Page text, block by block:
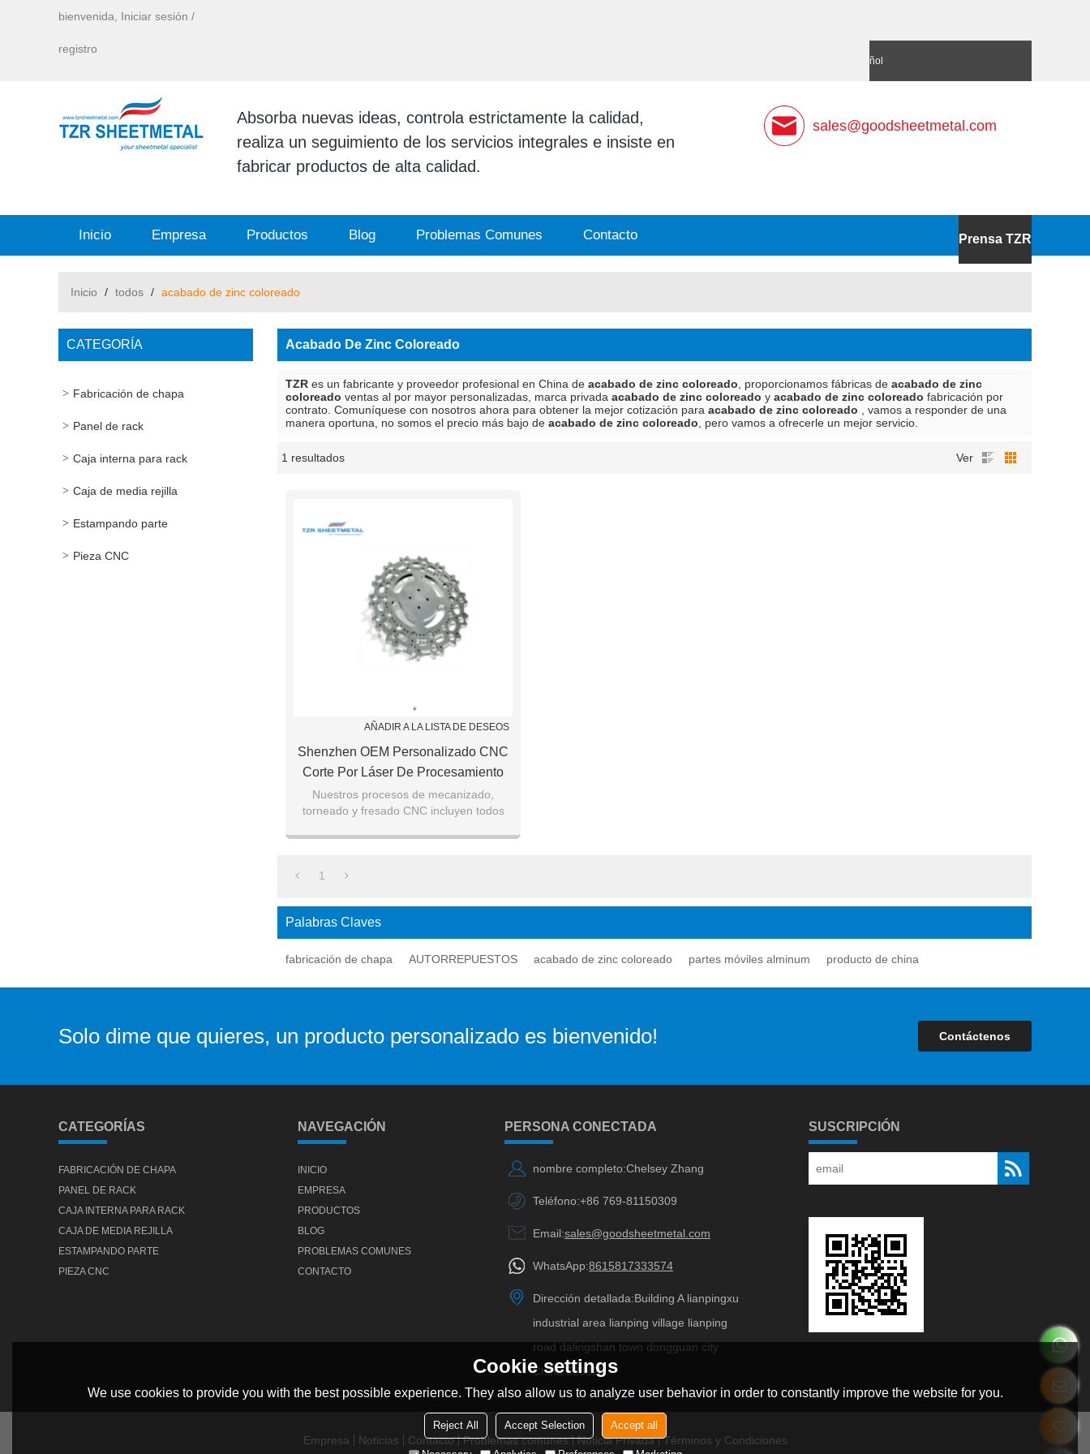
bienvenida, Iniciar sesión /
registro
Español
Absorba nuevas ideas, controla estrictamente la calidad,
realiza un seguimiento de los servicios integrales e insiste en
fabricar productos de alta calidad.
sales@goodsheetmetal.com
Inicio Empresa Productos Blog Problemas Comunes Contacto Prensa TZR
Inicio / todos / acabado de zinc coloreado
CATEGORÍA
Fabricación de chapa
Panel de rack
Caja interna para rack
Caja de media rejilla
Estampando parte
Pieza CNC
Acabado De Zinc Coloreado
TZR es un fabricante y proveedor profesional en China de acabado de zinc coloreado , proporcionamos fábricas de acabado de zinc
coloreado ventas al por mayor personalizadas, marca privada acabado de zinc coloreado y acabado de zinc coloreado fabricación por
contrato. Comuníquese con nosotros ahora para obtener la mejor cotización para acabado de zinc coloreado , vamos a responder de una
manera oportuna, no somos el precio más bajo de acabado de zinc coloreado , pero vamos a ofrecerle un mejor servicio.
1 resultados Ver
AÑADIR A LA LISTA DE DESEOS
Shenzhen OEM Personalizado CNC
Corte Por Láser De Procesamiento
AL5052,6061 / Acero / SPCC / Piezas
De Metal De Latón
Nuestros procesos de mecanizado,
torneado y fresado CNC incluyen todos
y más.
1
Palabras Claves
fabricación de chapa AUTORREPUESTOS acabado de zinc coloreado partes móviles alminum producto de china
Solo dime que quieres, un producto personalizado es bienvenido! Contáctenos
CATEGORÍAS
FABRICACIÓN DE CHAPA
PANEL DE RACK
CAJA INTERNA PARA RACK
CAJA DE MEDIA REJILLA
ESTAMPANDO PARTE
PIEZA CNC
NAVEGACIÓN
INICIO
EMPRESA
PRODUCTOS
BLOG
PROBLEMAS COMUNES
CONTACTO
PERSONA CONECTADA
nombre completo:Chelsey Zhang
Teléfono:+86 769-81150309
Email:sales@goodsheetmetal.com
WhatsApp:8615817333574
Dirección detallada:Building A lianpingxu
industrial area lianping village lianping
road dalingshan town dongguan city
China 523820
SUSCRIPCIÓN
Empresa Noticias Contacto Problemas comunes Noticia Privada Términos y Condiciones
Cookie settings
We use cookies to provide you with the best possible experience. They also allow us to analyze user behavior in order to constantly improve the website for you.
Reject All Accept Selection Accept all